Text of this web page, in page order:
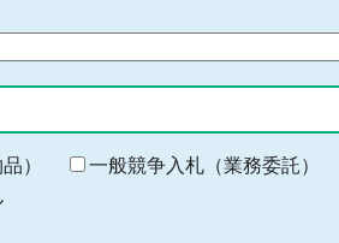
）
一般競争入札（業務委託）